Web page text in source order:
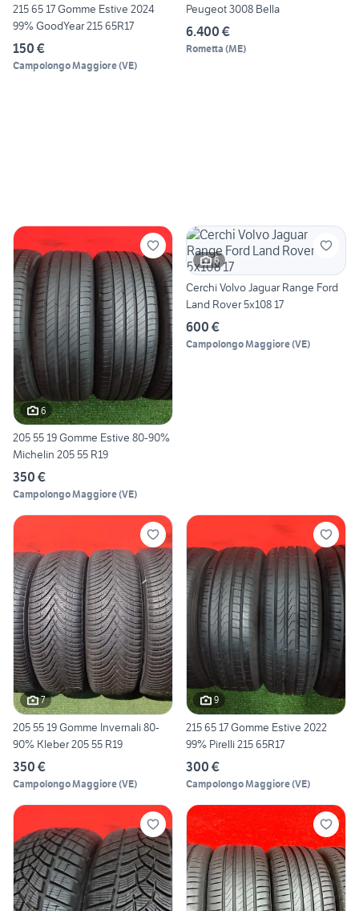
215 65 17 Gomme Estive 2024
99% GoodYear 215 65R17
150 €
Campolongo Maggiore(VE)
Peugeot 3008 Bella
6.400 €
Rometta (ME)
6
205 55 19 Gomme Estive 80-90%
Michelin 205 55 R19
350 €
Campolongo Maggiore(VE)
6
Cerchi Volvo Jaguar Range Ford
Land Rover 5x108 17
600 €
Campolongo Maggiore(VE)
7
205 55 19 Gomme Invernali 80-
90% Kleber 205 55 R19
350 €
Campolongo Maggiore(VE)
9
215 65 17 Gomme Estive 2022
99% Pirelli 215 65R17
300 €
Campolongo Maggiore(VE)